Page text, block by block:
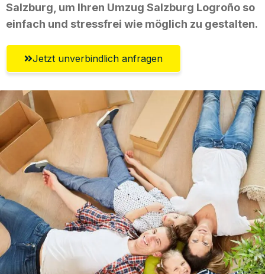
Salzburg, um Ihren Umzug Salzburg Logroño so
einfach und stressfrei wie möglich zu gestalten.
Jetzt unverbindlich anfragen